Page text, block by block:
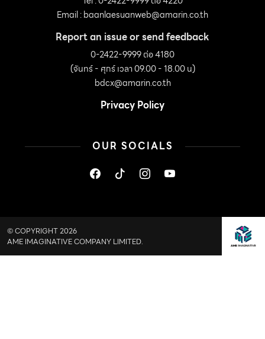
Email :baanlaesuanweb@amarin.co.th
Report an issue or send feedback
0-2422-9999 ต่อ 4180
(จันทร์ - ศุกร์ เวลา 09.00 - 18.00 น)
bdcx@amarin.co.th
Privacy Policy
OUR SOCIALS
© COPYRIGHT 2026
AME IMAGINATIVE COMPANY LIMITED.